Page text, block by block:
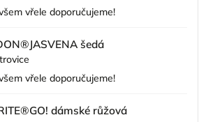
vřele doporučujeme!
šedá
vřele doporučujeme!
dámské růžová